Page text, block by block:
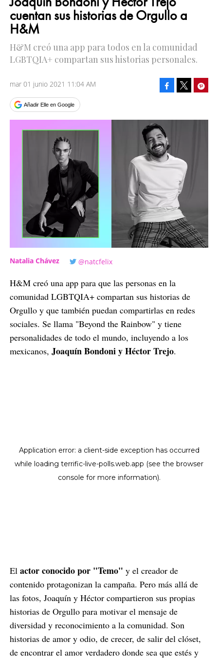
cuentan sus historias de Orgullo a
H&M
H&M creó una app para todos en la comunidad
LGBTQIA+ compartan sus historias personales.
mar 01 junio 2021 11:04 AM
Añadir Elle en Google
Facebook
Natalia Chávez @natcfelix
H&M creó una app para que las personas en la
comunidad LGBTQIA+ compartan sus historias de
Orgullo y que también puedan compartirlas en redes
sociales. Se llama "Beyond the Rainbow" y tiene
personalidades de todo el mundo, incluyendo a los
mexicanos, Joaquín Bondoni y Héctor Trejo.
El actor conocido por "Temo" y el creador de
contenido protagonizan la campaña. Pero más allá de
las fotos, Joaquín y Héctor compartieron sus propias
historias de Orgullo para motivar el mensaje de
diversidad y reconocimiento a la comunidad. Son
historias de amor y odio, de crecer, de salir del clóset,
de encontrar el amor verdadero donde sea que estés y